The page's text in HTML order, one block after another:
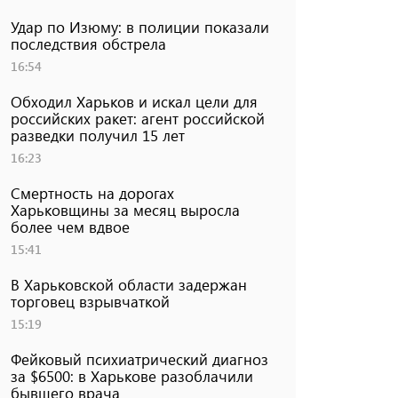
Удар по Изюму: в полиции показали
последствия обстрела
16:54
Обходил Харьков и искал цели для
российских ракет: агент российской
разведки получил 15 лет
16:23
Смертность на дорогах
Харьковщины за месяц выросла
более чем вдвое
15:41
В Харьковской области задержан
торговец взрывчаткой
15:19
Фейковый психиатрический диагноз
за $6500: в Харькове разоблачили
бывшего врача